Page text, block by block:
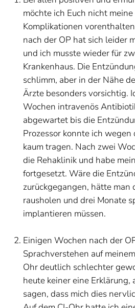
möchte ich Euch nicht
Komplikationen
nach der OP hat sich leider
und ich musste wieder für
Krankenhaus. Die
schlimm, aber in der Nähe
Ärzte besonders vorsichtig.
Wochen intravenös
abgewartet bis die
Prozessor konnte ich
kaum tragen. Nach zwei
die Rehaklinik und habe
fortgesetzt. Wäre die
zurückgegangen, hätte man
rausholen und drei Monate
implantieren müssen.
Einigen Wochen nach der
Sprachverstehen auf
Ohr deutlich schlechter
heute keiner eine Erklärung,
sagen, dass mich dies